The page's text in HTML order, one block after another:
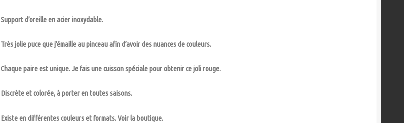
Support d’oreille en acier inoxydable.
Très jolie puce que j’émaille au pinceau afin d’avoir des nuances de couleurs.
Chaque paire est unique. Je fais une cuisson spéciale pour obtenir ce joli rouge.
Discrète et colorée, à porter en toutes saisons.
Existe en différentes couleurs et formats. Voir la boutique.